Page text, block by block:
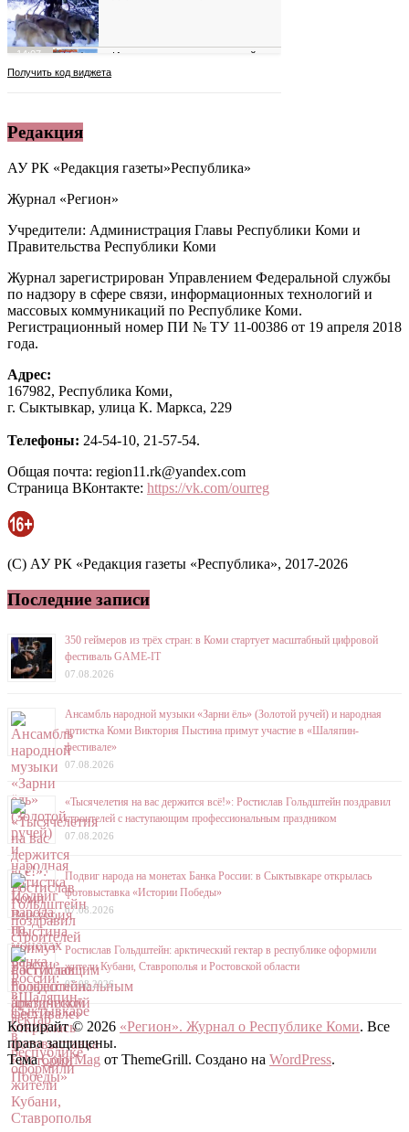
Редакция
АУ РК «Редакция газеты»Республика»
Журнал «Регион»
Учредители: Администрация Главы Республики Коми и
Правительства Республики Коми
Журнал зарегистрирован Управлением Федеральной службы
по надзору в сфере связи, информационных технологий и
массовых коммуникаций по Республике Коми.
Регистрационный номер ПИ № ТУ 11-00386 от 19 апреля 2018
года.
Адрес:
167982, Республика Коми,
г. Сыктывкар, улица К. Маркса, 229
Телефоны: 24-54-10, 21-57-54.
Общая почта: region11.rk@yandex.com
Страница ВКонтакте: https://vk.com/ourreg
(C) АУ РК «Редакция газеты «Республика», 2017-2026
Последние записи
350 геймеров из трёх стран: в Коми стартует масштабный цифровой
фестиваль GAME-IT
07.08.2026
Ансамбль народной музыки «Зарни ёль» (Золотой ручей) и народная
артистка Коми Виктория Пыстина примут участие в «Шаляпин-
фестивале»
07.08.2026
«Тысячелетия на вас держится всё!»: Ростислав Гольдштейн поздравил
строителей с наступающим профессиональным праздником
07.08.2026
Подвиг народа на монетах Банка России: в Сыктывкаре открылась
фотовыставка «Истории Победы»
07.08.2026
Ростислав Гольдштейн: арктический гектар в республике оформили
жители Кубани, Ставрополья и Ростовской области
07.08.2026
Копирайт © 2026 «Регион». Журнал о Республике Коми. Все
права защищены.
ТемаColorMag от ThemeGrill. Создано на WordPress.